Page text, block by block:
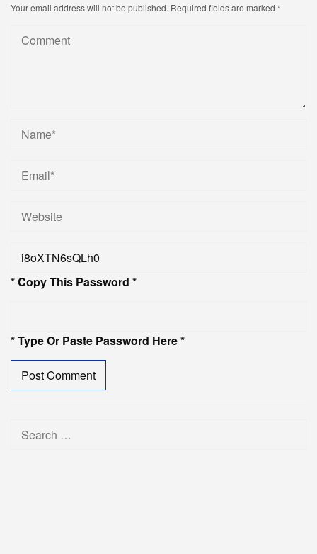
Your email address will not be published. Required fields are marked *
* Copy This Password *
* Type Or Paste Password Here *
Search